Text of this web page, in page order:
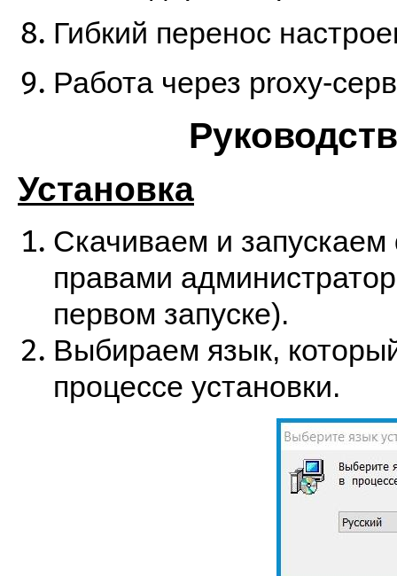
Гибкий перенос
Работа через proxy-
Установка
Скачиваем и запускаем
правами
первом запуске).
Выбираем язык,
процессе установки.